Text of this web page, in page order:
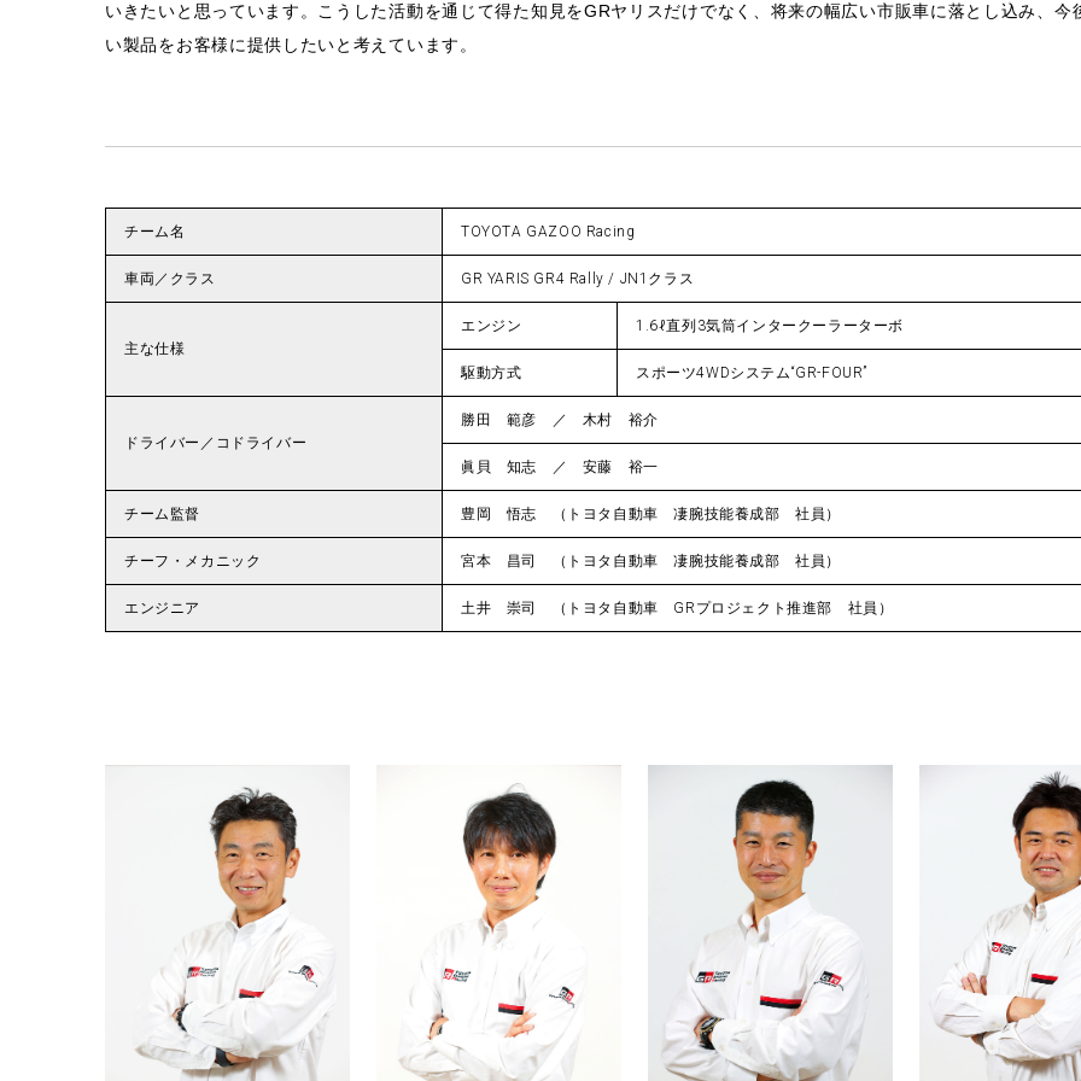
いきたいと思っています。こうした活動を通じて得た知見をGRヤリスだけでなく、将来の幅広い市販車に落とし込み、今
い製品をお客様に提供したいと考えています。
チーム名 TOYOTA GAZOO Racing
車両／クラス GR YARIS GR4 Rally / JN1クラス
主な仕様
エンジン 1.6ℓ直列3気筒インタークーラーターボ
駆動方式 スポーツ4WDシステム“GR-FOUR”
ドライバー／コドライバー
勝田 範彦 ／ 木村 裕介
眞貝 知志 ／ 安藤 裕一
チーム監督 豊岡 悟志 （トヨタ自動車 凄腕技能養成部 社員）
チーフ・メカニック 宮本 昌司 （トヨタ自動車 凄腕技能養成部 社員）
エンジニア 土井 崇司 （トヨタ自動車 GRプロジェクト推進部 社員）